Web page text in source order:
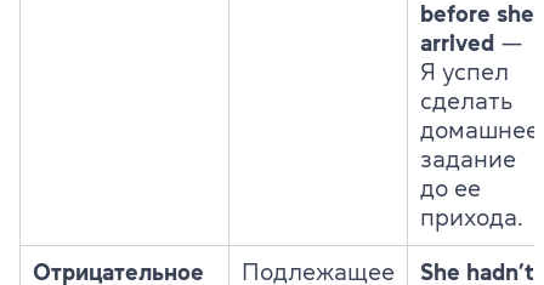
before she
arrived —
Я успел
сделать
домашнее
задание
до ее
прихода.
Отрицательное
Подлежащее
She hadn’t